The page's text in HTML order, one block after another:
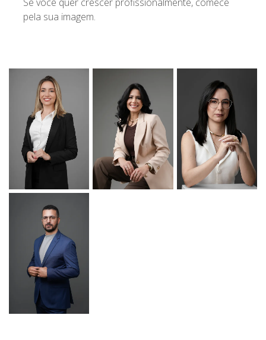
pela sua imagem.